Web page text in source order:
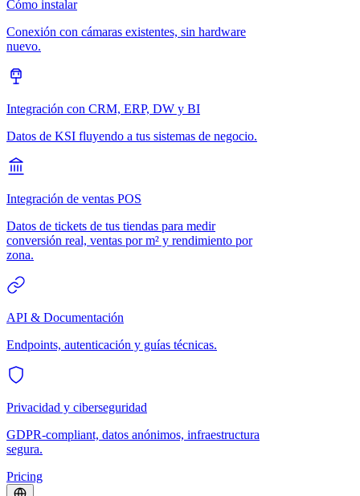
Cómo instalar
Conexión con cámaras existentes, sin hardware
nuevo.
Integración con CRM, ERP, DW y BI
Datos de KSI fluyendo a tus sistemas de negocio.
Integración de ventas POS
Datos de tickets de tus tiendas para medir
conversión real, ventas por m² y rendimiento por
zona.
API & Documentación
Endpoints, autenticación y guías técnicas.
Privacidad y ciberseguridad
GDPR-compliant, datos anónimos, infraestructura
segura.
Pricing